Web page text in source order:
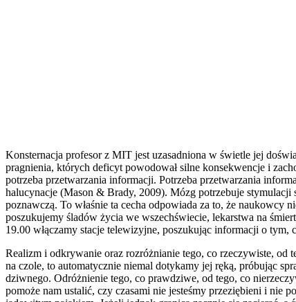
Konsternacja profesor z MIT jest uzasadniona w świetle jej
pragnienia, których deficyt powodował silne konsekwencje i
potrzeba przetwarzania informacji. Potrzeba przetwarzania
halucynacje (Mason & Brady, 2009). Mózg potrzebuje stymulacji
poznawczą. To właśnie ta cecha odpowiada za to, że naukowcy
poszukujemy śladów życia we wszechświecie, lekarstwa na
19.00 włączamy stacje telewizyjne, poszukując informacji o
Realizm i odkrywanie oraz rozróżnianie tego, co rzeczywiste, od
na czole, to automatycznie niemal dotykamy jej ręką, próbując
dziwnego. Odróżnienie tego, co prawdziwe, od tego, co
pomoże nam ustalić, czy czasami nie jesteśmy przeziębieni i nie